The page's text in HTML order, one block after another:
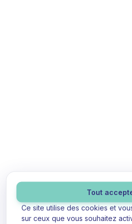
Ce site utilise des cookies et
sur ceux que vous souhaitez
Tout